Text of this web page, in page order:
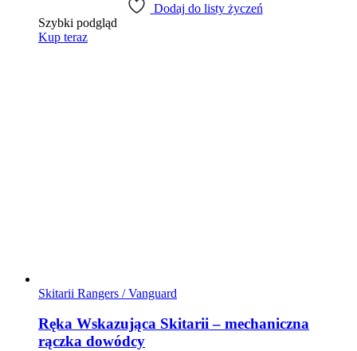
Dodaj do listy życzeń
Szybki podgląd
Kup teraz
Skitarii Rangers / Vanguard
Ręka Wskazująca Skitarii – mechaniczna
rączka dowódcy